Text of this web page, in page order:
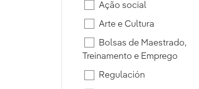
Ação social
Arte e Cultura
Bolsas de Maestrado,
Treinamento e Emprego
Regulación